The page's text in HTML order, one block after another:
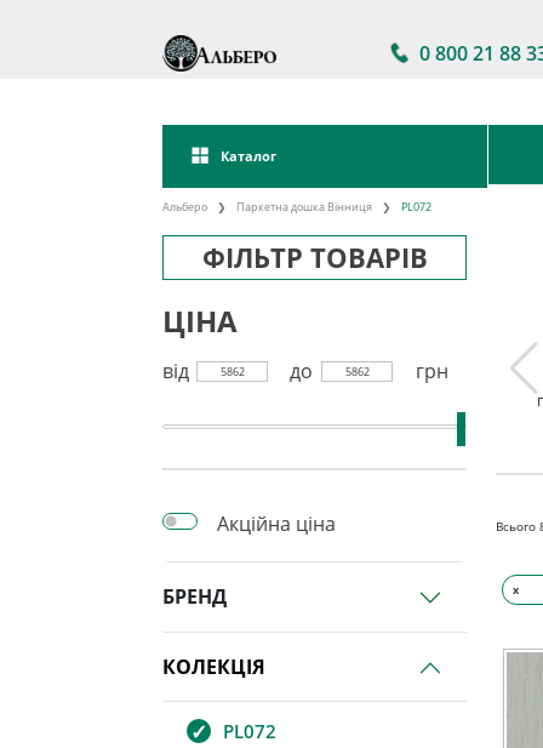
0 800 21 88
Каталог
Альберо Паркетна дошка Вінниця PL072
ФІЛЬТР ТОВАРІВ
ЦІНА
від 5862 до 5862 грн
Акційна ціна
БРЕНД
КОЛЕКЦІЯ
PL072
Україна
дошку
Всього
x